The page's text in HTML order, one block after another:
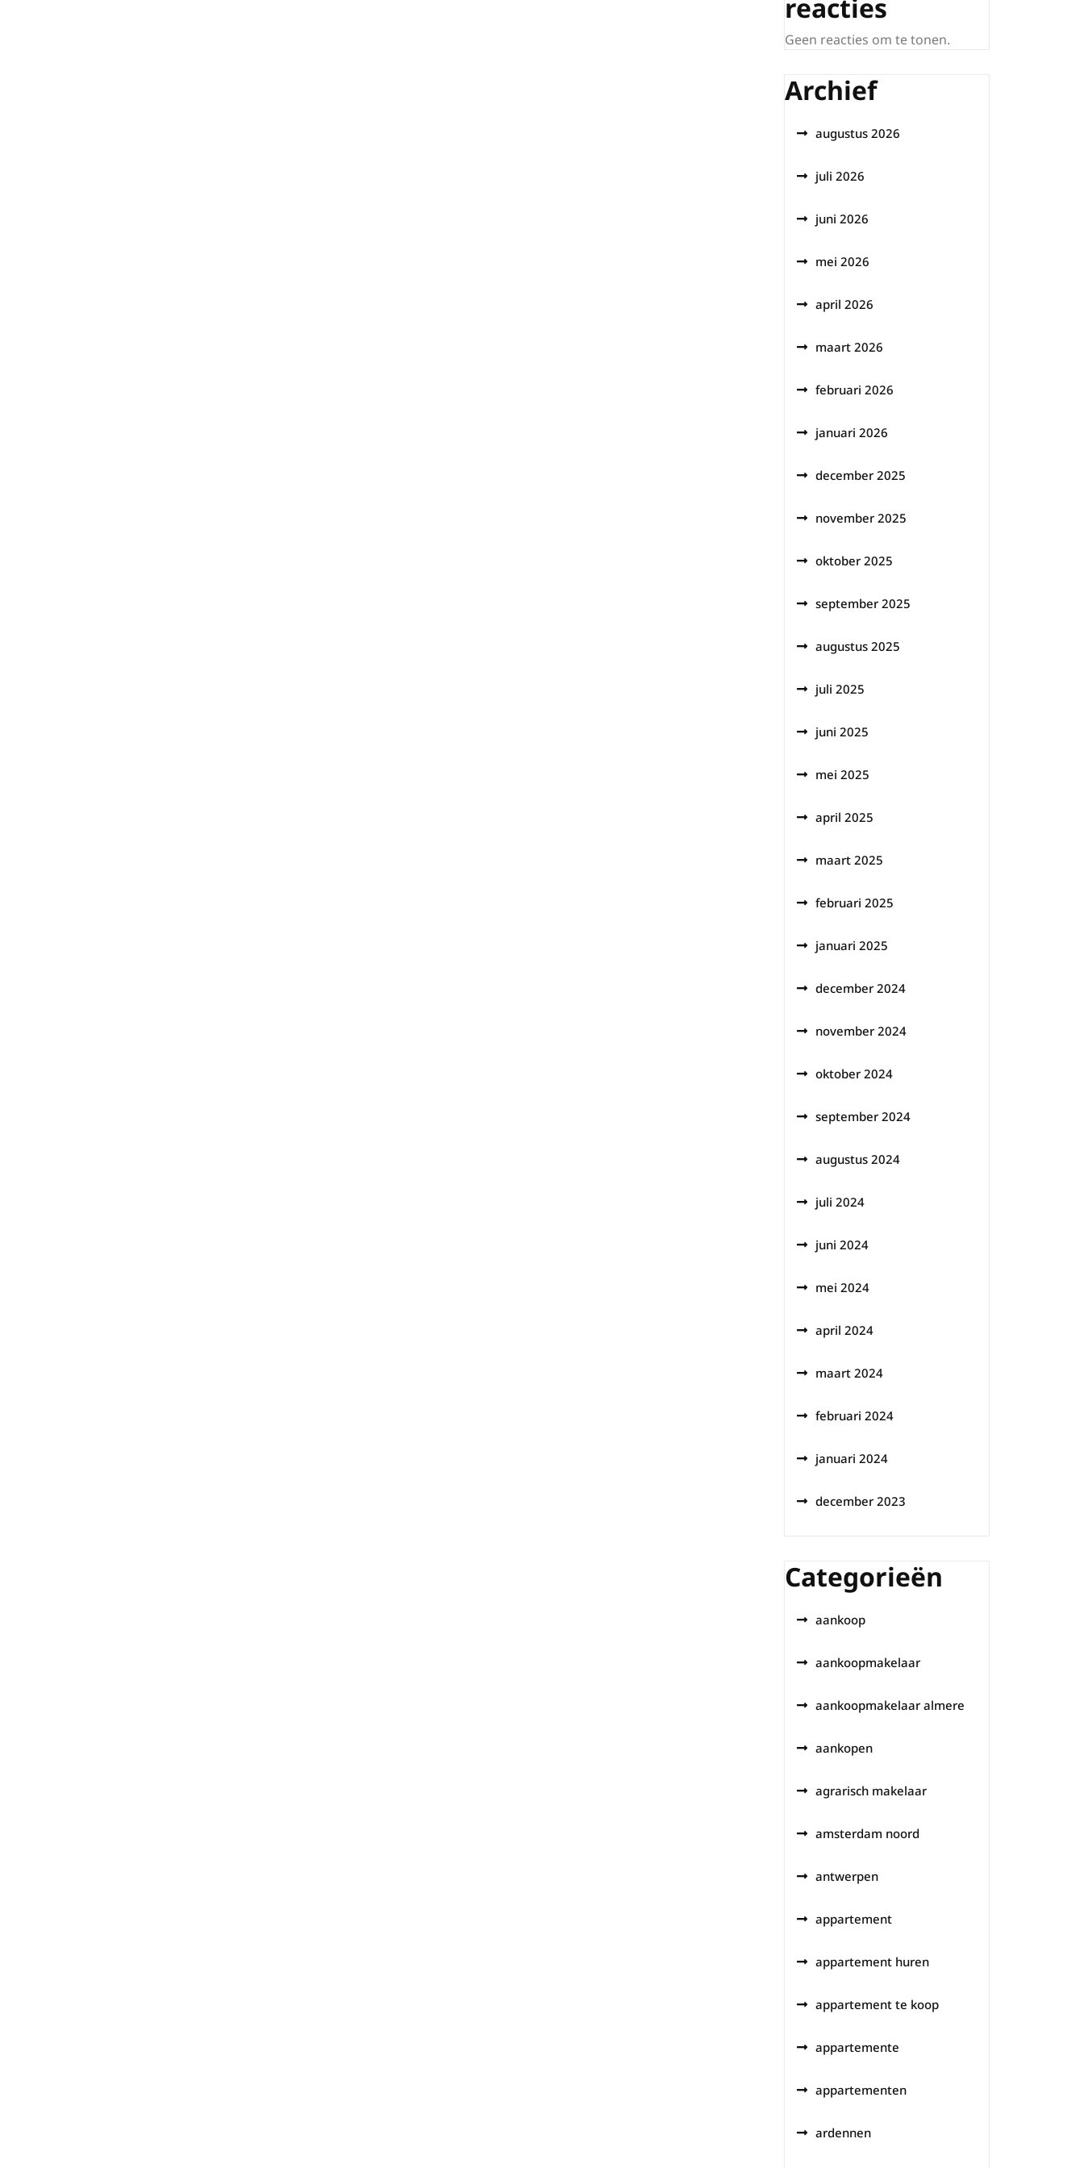
reacties
Geen reacties om te tonen.
Archief
augustus 2026
juli 2026
juni 2026
mei 2026
april 2026
maart 2026
februari 2026
januari 2026
december 2025
november 2025
oktober 2025
september 2025
augustus 2025
juli 2025
juni 2025
mei 2025
april 2025
maart 2025
februari 2025
januari 2025
december 2024
november 2024
oktober 2024
september 2024
augustus 2024
juli 2024
juni 2024
mei 2024
april 2024
maart 2024
februari 2024
januari 2024
december 2023
Categorieën
aankoop
aankoopmakelaar
aankoopmakelaar almere
aankopen
agrarisch makelaar
amsterdam noord
antwerpen
appartement
appartement huren
appartement te koop
appartemente
appartementen
ardennen